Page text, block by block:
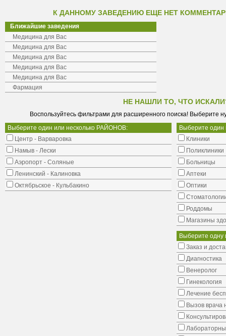
К ДАННОМУ ЗАВЕДЕНИЮ ЕЩЕ НЕТ
Ближайшие заведения
Медицина для Вас
Медицина для Вас
Медицина для Вас
Медицина для Вас
Медицина для Вас
Фармация
НЕ НАШЛИ ТО, ЧТО
Воспользуйтесь фильтрами для расширенного поиска! Выберите
Выберите один или несколько РАЙОНОВ:
Центр - Варваровка
Намыв - Лески
Аэропорт - Соляные
Ленинский - Калиновка
Октябрьское - Кульбакино
Выберите
Клиники
Поликлиники
Больницы
Аптеки
Оптики
Роддомы
Магазины
Выберите одну
Заказ и
Диагностика
Венеролог
Гинекология
Лечение
Вызов врача